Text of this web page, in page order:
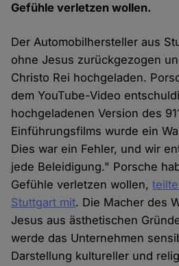
Gefühle verletzen wollen.
Der Automobilhersteller aus
ohne Jesus zurückgezogen
Christo Rei hochgeladen.
dem YouTube-Video
hochgeladenen Version des
Einführungsfilms wurde ein
Dies war ein Fehler, und wir
jede Beleidigung." Porsche
Gefühle verletzen wollen,
Stuttgart mit. Die Macher des
Jesus aus ästhetischen
werde das Unternehmen
Darstellung kultureller und